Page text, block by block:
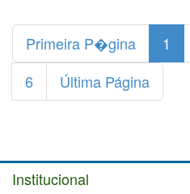
Primeira P�gina 1
6
Última Página
Institucional